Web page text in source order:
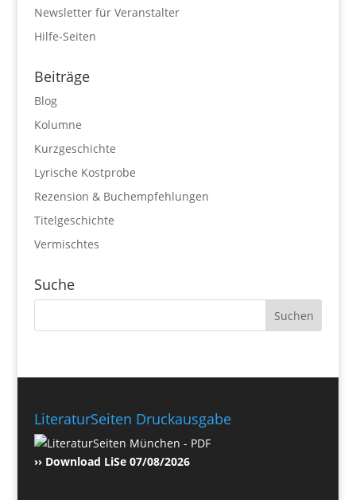
Newsletter für Veranstalter
Hilfe-Seiten
Beiträge
Blog
Kolumne
Kurzgeschichte
Lyrische Kostprobe
Rezension & Buchempfehlungen
Titelgeschichte
Vermischtes
Suche
LiteraturSeiten Druckausgabe
›› Download LiSe 07/08/2026